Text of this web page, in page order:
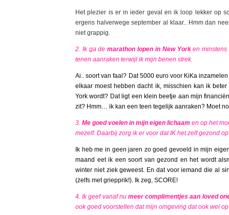
Het plezier is er in ieder geval en ik loop lekker op
ergens halverwege september al klaar.. Hmm dan
niet grappig.
2. Ik ga demarathon lopen in New Yorken minstens
tenen aanraken terwijl ik mijn benen strek.
Ai.. soort van faal? Dat 5000 euro voor KiKa
elkaar moest hebben dacht ik, misschien kan ik
York wordt? Dat ligt een klein beetje aan mijn
zit? Hmm… ik kan een teen tegelijk aanraken? Moet
3.Me goed voelen in mijn eigen lichaamen op het
mezelf. Daarbij zorg ik er voor dat IK het zelf gezond
Ik heb me in geen jaren zo goed gevoeld in mijn
maand eet ik een soort van gezond en het wordt
winter niet ziek geweest. En dat voor iemand die al
(zelfs met griepprik!). Ik zeg, SCORE!
4. Ik geef vanaf numeer complimentjes aan loved
ook goed voorstellen dat mijn omgeving dat ook wel